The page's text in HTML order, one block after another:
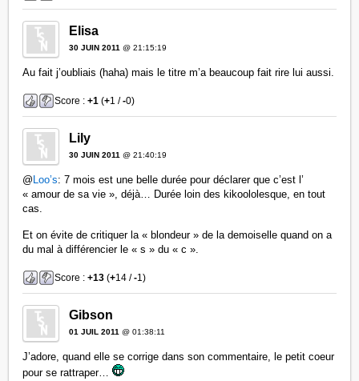
Elisa
30 JUIN 2011 @ 21:15:19
Au fait j’oubliais (haha) mais le titre m’a beaucoup fait rire lui aussi.
Score :+1 (+1 /-0)
Lily
30 JUIN 2011 @ 21:40:19
@Loo’s: 7 mois est une belle durée pour déclarer que c’est l’
« amour de sa vie », déjà… Durée loin des kikoololesque, en tout
cas.
Et on évite de critiquer la « blondeur » de la demoiselle quand on a
du mal à différencier le « s » du « c ».
Score :+13 (+14 /-1)
Gibson
01 JUIL 2011 @ 01:38:11
J’adore, quand elle se corrige dans son commentaire, le petit coeur
pour se rattraper…